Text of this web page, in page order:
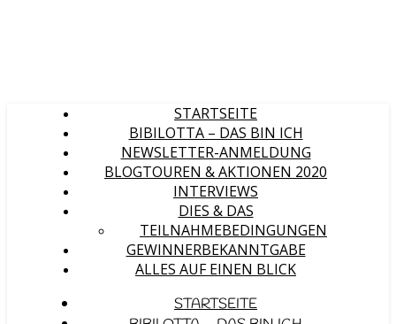
STARTSEITE
BIBILOTTA – DAS BIN ICH
NEWSLETTER-ANMELDUNG
BLOGTOUREN & AKTIONEN 2020
INTERVIEWS
DIES & DAS
TEILNAHMEBEDINGUNGEN
GEWINNERBEKANNTGABE
ALLES AUF EINEN BLICK
STARTSEITE